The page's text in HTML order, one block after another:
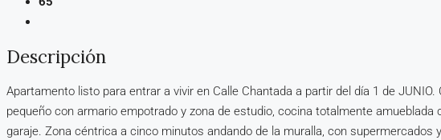
Descripción
Apartamento listo para entrar a vivir en Calle Chantada a partir del día 1 de
pequeño con armario empotrado y zona de estudio, cocina totalmente
garaje. Zona céntrica a cinco minutos andando de la muralla, con supermercados